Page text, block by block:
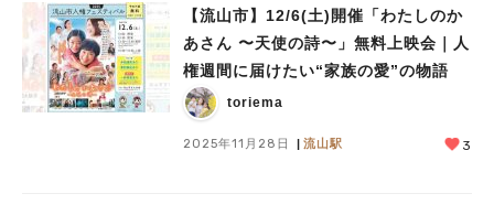
【流山市】12/6(土)開催「わたしのか
あさん 〜天使の詩〜」無料上映会｜人
権週間に届けたい“家族の愛”の物語
toriema
2025年11月28日 流山駅 3